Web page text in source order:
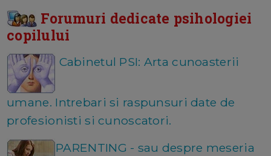
Forumuri dedicate psihologiei
copilului
Cabinetul PSI: Arta cunoasterii
umane. Intrebari si raspunsuri date de
profesionisti si cunoscatori.
PARENTING - sau despre meseria